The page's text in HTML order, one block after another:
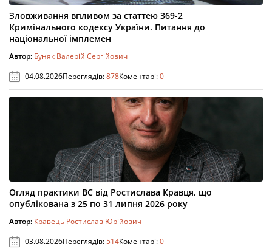
Зловживання впливом за статтею 369-2
Кримінального кодексу України. Питання до
національної імплемен
Автор: Буняк Валерій Сергійович
04.08.2026Переглядів:878Коментарі:0
Огляд практики ВС від Ростислава Кравця, що
опублікована з 25 по 31 липня 2026 року
Автор: Кравець Ростислав Юрійович
03.08.2026Переглядів:514Коментарі:0